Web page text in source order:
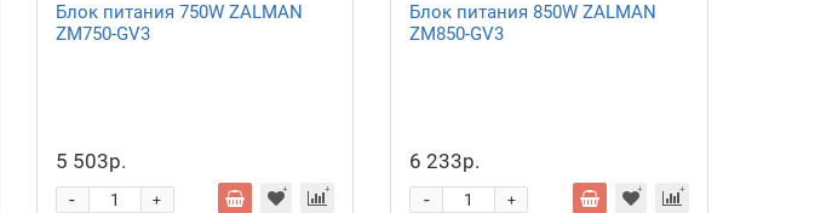
Блок питания 750W ZALMAN
ZM750-GV3
5 503р.
+
-
Блок питания 850W ZALMAN
ZM850-GV3
6 233р.
+
-